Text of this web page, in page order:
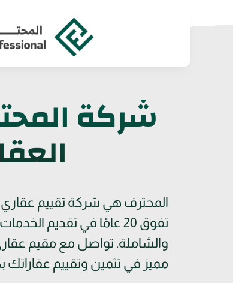
شركة
المحترف هي شركة تقييم
تفوق 20 عامًا في تقديم
والشاملة. تواصل مع مقيم
مميز في تثمين وتقييم عقاراتك